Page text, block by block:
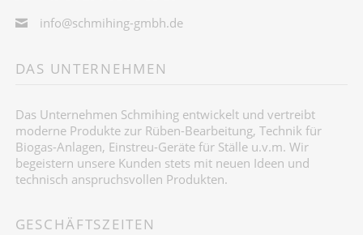
info@schmihing-gmbh.de
DAS UNTERNEHMEN
Das Unternehmen Schmihing entwickelt und vertreibt
moderne Produkte zur Rüben-Bearbeitung, Technik für
Biogas-Anlagen, Einstreu-Geräte für Ställe u.v.m. Wir
begeistern unsere Kunden stets mit neuen Ideen und
technisch anspruchsvollen Produkten.
GESCHÄFTSZEITEN